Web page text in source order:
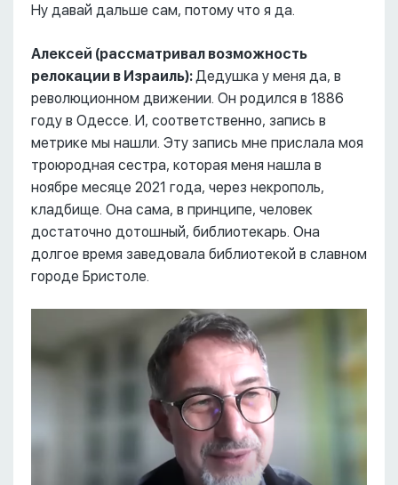
Ну давай дальше сам, потому что я да.
Алексей (рассматривал возможность
релокации в Израиль): Дедушка у меня да, в
революционном движении. Он родился в 1886
году в Одессе. И, соответственно, запись в
метрике мы нашли. Эту запись мне прислала моя
троюродная сестра, которая меня нашла в
ноябре месяце 2021 года, через некрополь,
кладбище. Она сама, в принципе, человек
достаточно дотошный, библиотекарь. Она
долгое время заведовала библиотекой в славном
городе Бристоле.